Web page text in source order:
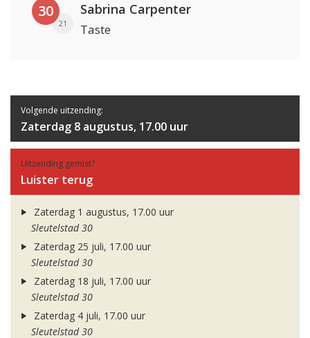
30
21
Sabrina Carpenter
Taste
Volgende uitzending:
Zaterdag 8 augustus, 17.00 uur
Uitzending gemist?
Luister terug
Zaterdag 1 augustus, 17.00 uur
Sleutelstad 30
Zaterdag 25 juli, 17.00 uur
Sleutelstad 30
Zaterdag 18 juli, 17.00 uur
Sleutelstad 30
Zaterdag 4 juli, 17.00 uur
Sleutelstad 30